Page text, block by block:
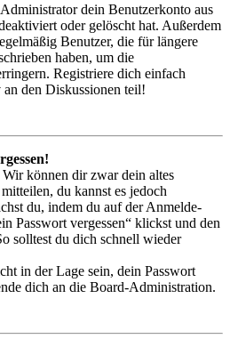
dein Benutzerkonto aus
oder gelöscht hat. Außerdem
Benutzer, die für längere
haben, um die
Registriere dich einfach
den Diskussionen teil!
können dir zwar dein altes
du kannst es jedoch
du, indem du auf der Anmelde-
Passwort vergessen“ klickst und den
solltest du dich schnell wieder
in der Lage sein, dein Passwort
dich an die Board-Administration.